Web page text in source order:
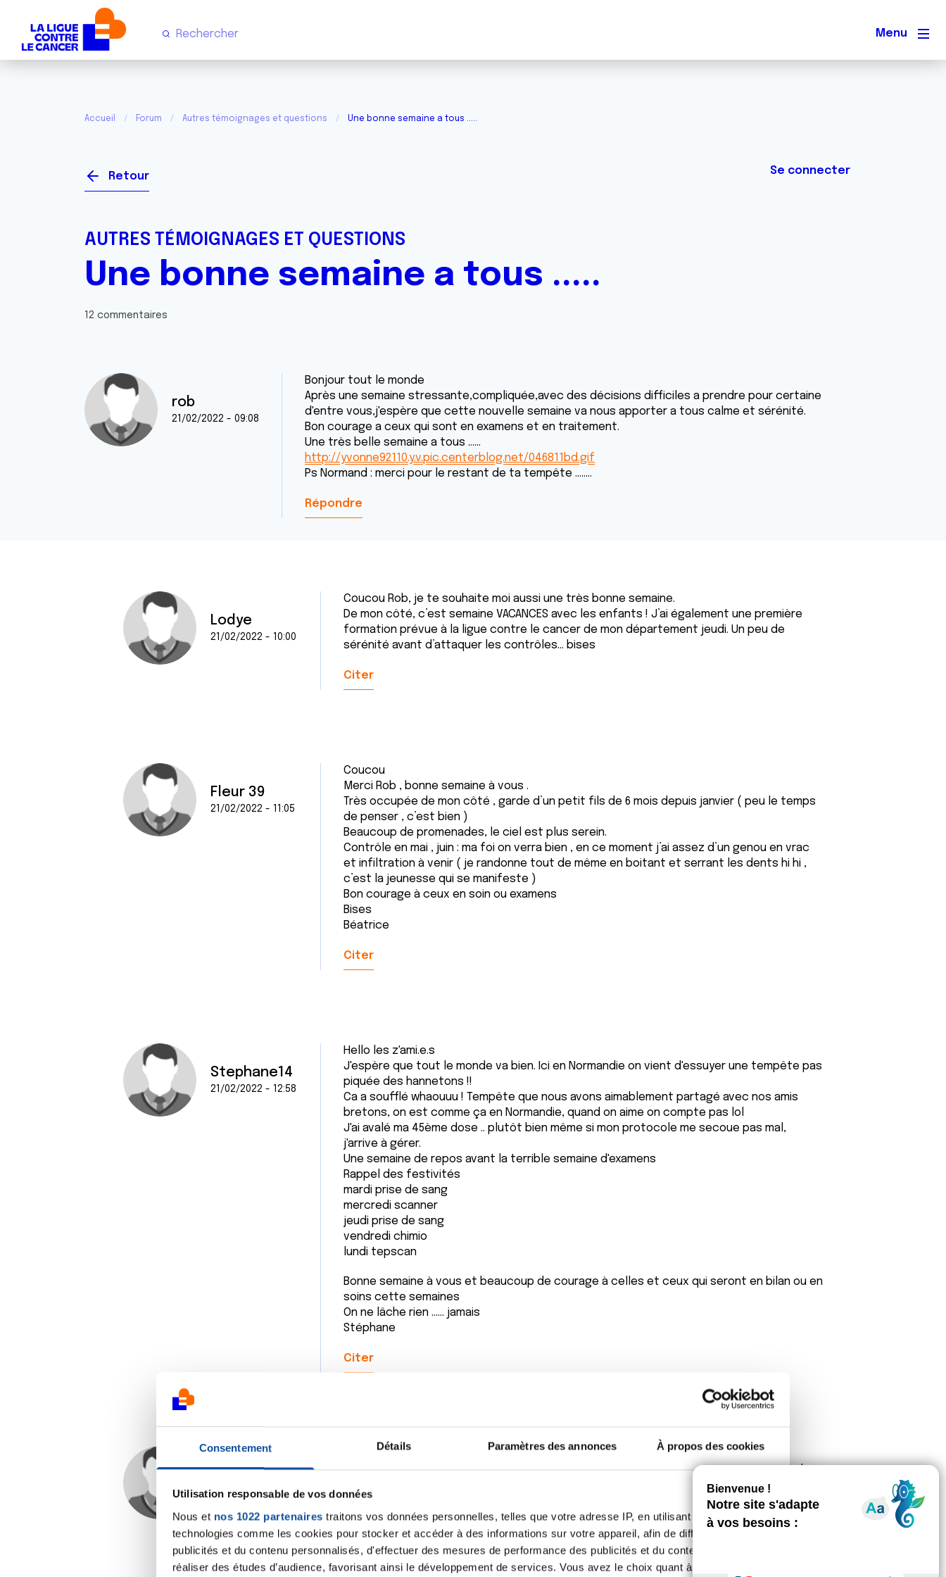
Consentement Détails Paramètres des annonces À propos des cookies
Utilisation responsable de vos données
Nous et nos 1022 partenaires traitons vos données personnelles, telles que votre adresse IP, en utilisant des
technologies comme les cookies pour stocker et accéder à des informations sur votre appareil, afin de diffuser des
publicités et du contenu personnalisés, d'effectuer des mesures de performance des publicités et du contenu, ainsi que de
réaliser des études d’audience, favorisant ainsi le développement de services. Vous avez le choix quant à l'utilisation de
Menu
Accueil Forum Autres témoignages et questions Une bonne semaine a tous .....
Retour Se connecter
AUTRES TÉMOIGNAGES ET QUESTIONS
Une bonne semaine a tous .....
12 commentaires
rob
21/02/2022 - 09:08
Bonjour tout le monde
Après une semaine stressante,compliquée,avec des décisions difficiles a prendre pour certaine
d'entre vous,j'espère que cette nouvelle semaine va nous apporter a tous calme et sérénité.
Bon courage a ceux qui sont en examens et en traitement.
Une très belle semaine a tous ......
http://yvonne92110.y.v.pic.centerblog.net/046811bd.gif
Ps Normand : merci pour le restant de ta tempête ........
Répondre
Lodye
21/02/2022 - 10:00
Coucou Rob, je te souhaite moi aussi une très bonne semaine.
De mon côté, c’est semaine VACANCES avec les enfants ! J’ai également une première
formation prévue à la ligue contre le cancer de mon département jeudi. Un peu de
sérénité avant d’attaquer les contrôles… bises
Citer
Fleur 39
21/02/2022 - 11:05
Coucou
Merci Rob , bonne semaine à vous .
Très occupée de mon côté , garde d’un petit fils de 6 mois depuis janvier ( peu le temps
de penser , c’est bien )
Beaucoup de promenades, le ciel est plus serein.
Contrôle en mai , juin : ma foi on verra bien , en ce moment j’ai assez d’un genou en vrac
et infiltration à venir ( je randonne tout de même en boitant et serrant les dents hi hi ,
c’est la jeunesse qui se manifeste )
Bon courage à ceux en soin ou examens
Bises
Béatrice
Citer
Stephane14
21/02/2022 - 12:58
Hello les z'ami.e.s
J'espère que tout le monde va bien. Ici en Normandie on vient d'essuyer une tempête pas
piquée des hannetons !!
Ca a soufflé whaouuu ! Tempête que nous avons aimablement partagé avec nos amis
bretons, on est comme ça en Normandie, quand on aime on compte pas lol
J'ai avalé ma 45ème dose .. plutôt bien même si mon protocole me secoue pas mal,
j'arrive à gérer.
Une semaine de repos avant la terrible semaine d'examens
Rappel des festivités
mardi prise de sang
mercredi scanner
jeudi prise de sang
vendredi chimio
lundi tepscan
Bonne semaine à vous et beaucoup de courage à celles et ceux qui seront en bilan ou en
soins cette semaines
On ne lâche rien ...... jamais
Stéphane
Citer
21/02/2022 - 13:02
Bonjour,
Bonne semaine à tous! Merci Rob ,moi aussi vacances avec les enfants. Béatrice c’est
sûr qu’à 6mois un bébé ça occupe bien je te souhaite pleins de bisous baveux!
Béné
Citer